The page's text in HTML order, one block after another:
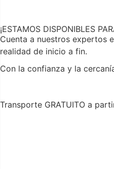
¡ESTAMOS DISPONIBLES
Cuenta a nuestros expertos
realidad de inicio a fin.
Con la confianza y la
Transporte GRATUITO a